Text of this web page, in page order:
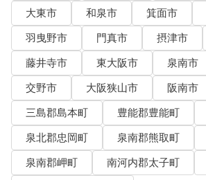
大東市
和泉市 箕面市
羽曳野市
門真市 摂津市
藤井寺市
東大阪市 泉南市
交野市
大阪狭山市
阪南市
三島郡島本町
豊能郡豊能町
泉北郡忠岡町
泉南郡熊取町
泉南郡岬町
南河内郡太子町